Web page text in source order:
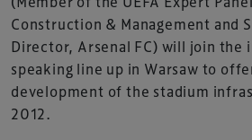
Construction & Management and
Director, Arsenal FC) will join the
speaking line up in Warsaw to
development of the stadium
2012.